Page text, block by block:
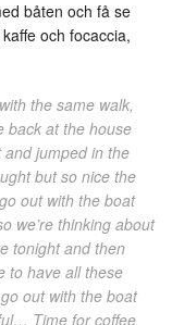
båten och få se
och focaccia,
the same walk,
back at the house
jumped in the
but so nice the
out with the boat
we’re thinking about
tonight and then
to have all these
out with the boat
Time for coffee